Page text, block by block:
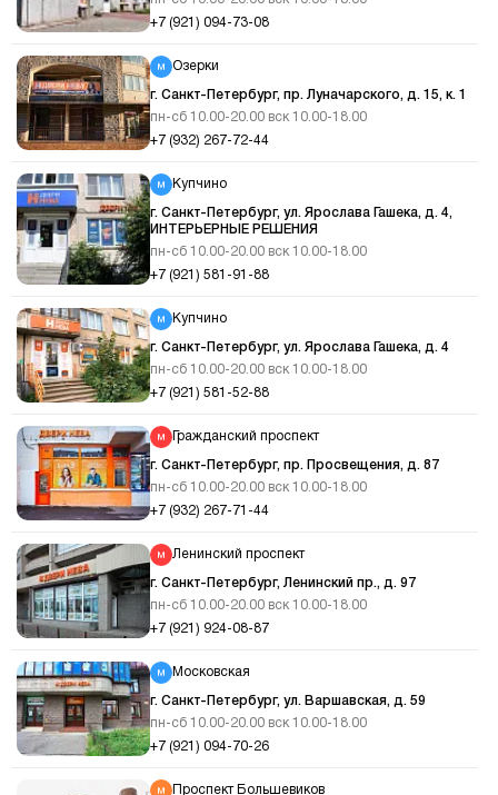
+7 (921) 094-73-08
Озерки
г. Санкт-Петербург, пр. Луначарского, д. 15, к. 1
пн-сб 10.00-20.00 вск 10.00-18.00
+7 (932) 267-72-44
Купчино
г. Санкт-Петербург, ул. Ярослава Гашека, д. 4,
ИНТЕРЬЕРНЫЕ РЕШЕНИЯ
пн-сб 10.00-20.00 вск 10.00-18.00
+7 (921) 581-91-88
Купчино
г. Санкт-Петербург, ул. Ярослава Гашека, д. 4
пн-сб 10.00-20.00 вск 10.00-18.00
+7 (921) 581-52-88
Гражданский проспект
г. Санкт-Петербург, пр. Просвещения, д. 87
пн-сб 10.00-20.00 вск 10.00-18.00
+7 (932) 267-71-44
Ленинский проспект
г. Санкт-Петербург, Ленинский пр., д. 97
пн-сб 10.00-20.00 вск 10.00-18.00
+7 (921) 924-08-87
Московская
г. Санкт-Петербург, ул. Варшавская, д. 59
пн-сб 10.00-20.00 вск 10.00-18.00
+7 (921) 094-70-26
Проспект Большевиков